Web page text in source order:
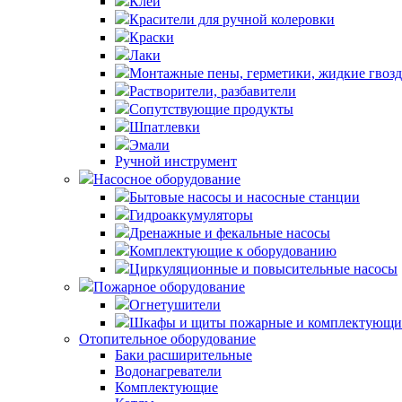
Красители для ручной колеровки
Краски
Лаки
Монтажные пены, герметики, жидкие
Растворители, разбавители
Сопутствующие продукты
Шпатлевки
Эмали
Ручной инструмент
Насосное оборудование
Бытовые насосы и насосные станции
Гидроаккумуляторы
Дренажные и фекальные насосы
Комплектующие к оборудованию
Циркуляционные и повысительные насосы
Пожарное оборудование
Огнетушители
Шкафы и щиты пожарные и
Отопительное оборудование
Баки расширительные
Водонагреватели
Комплектующие